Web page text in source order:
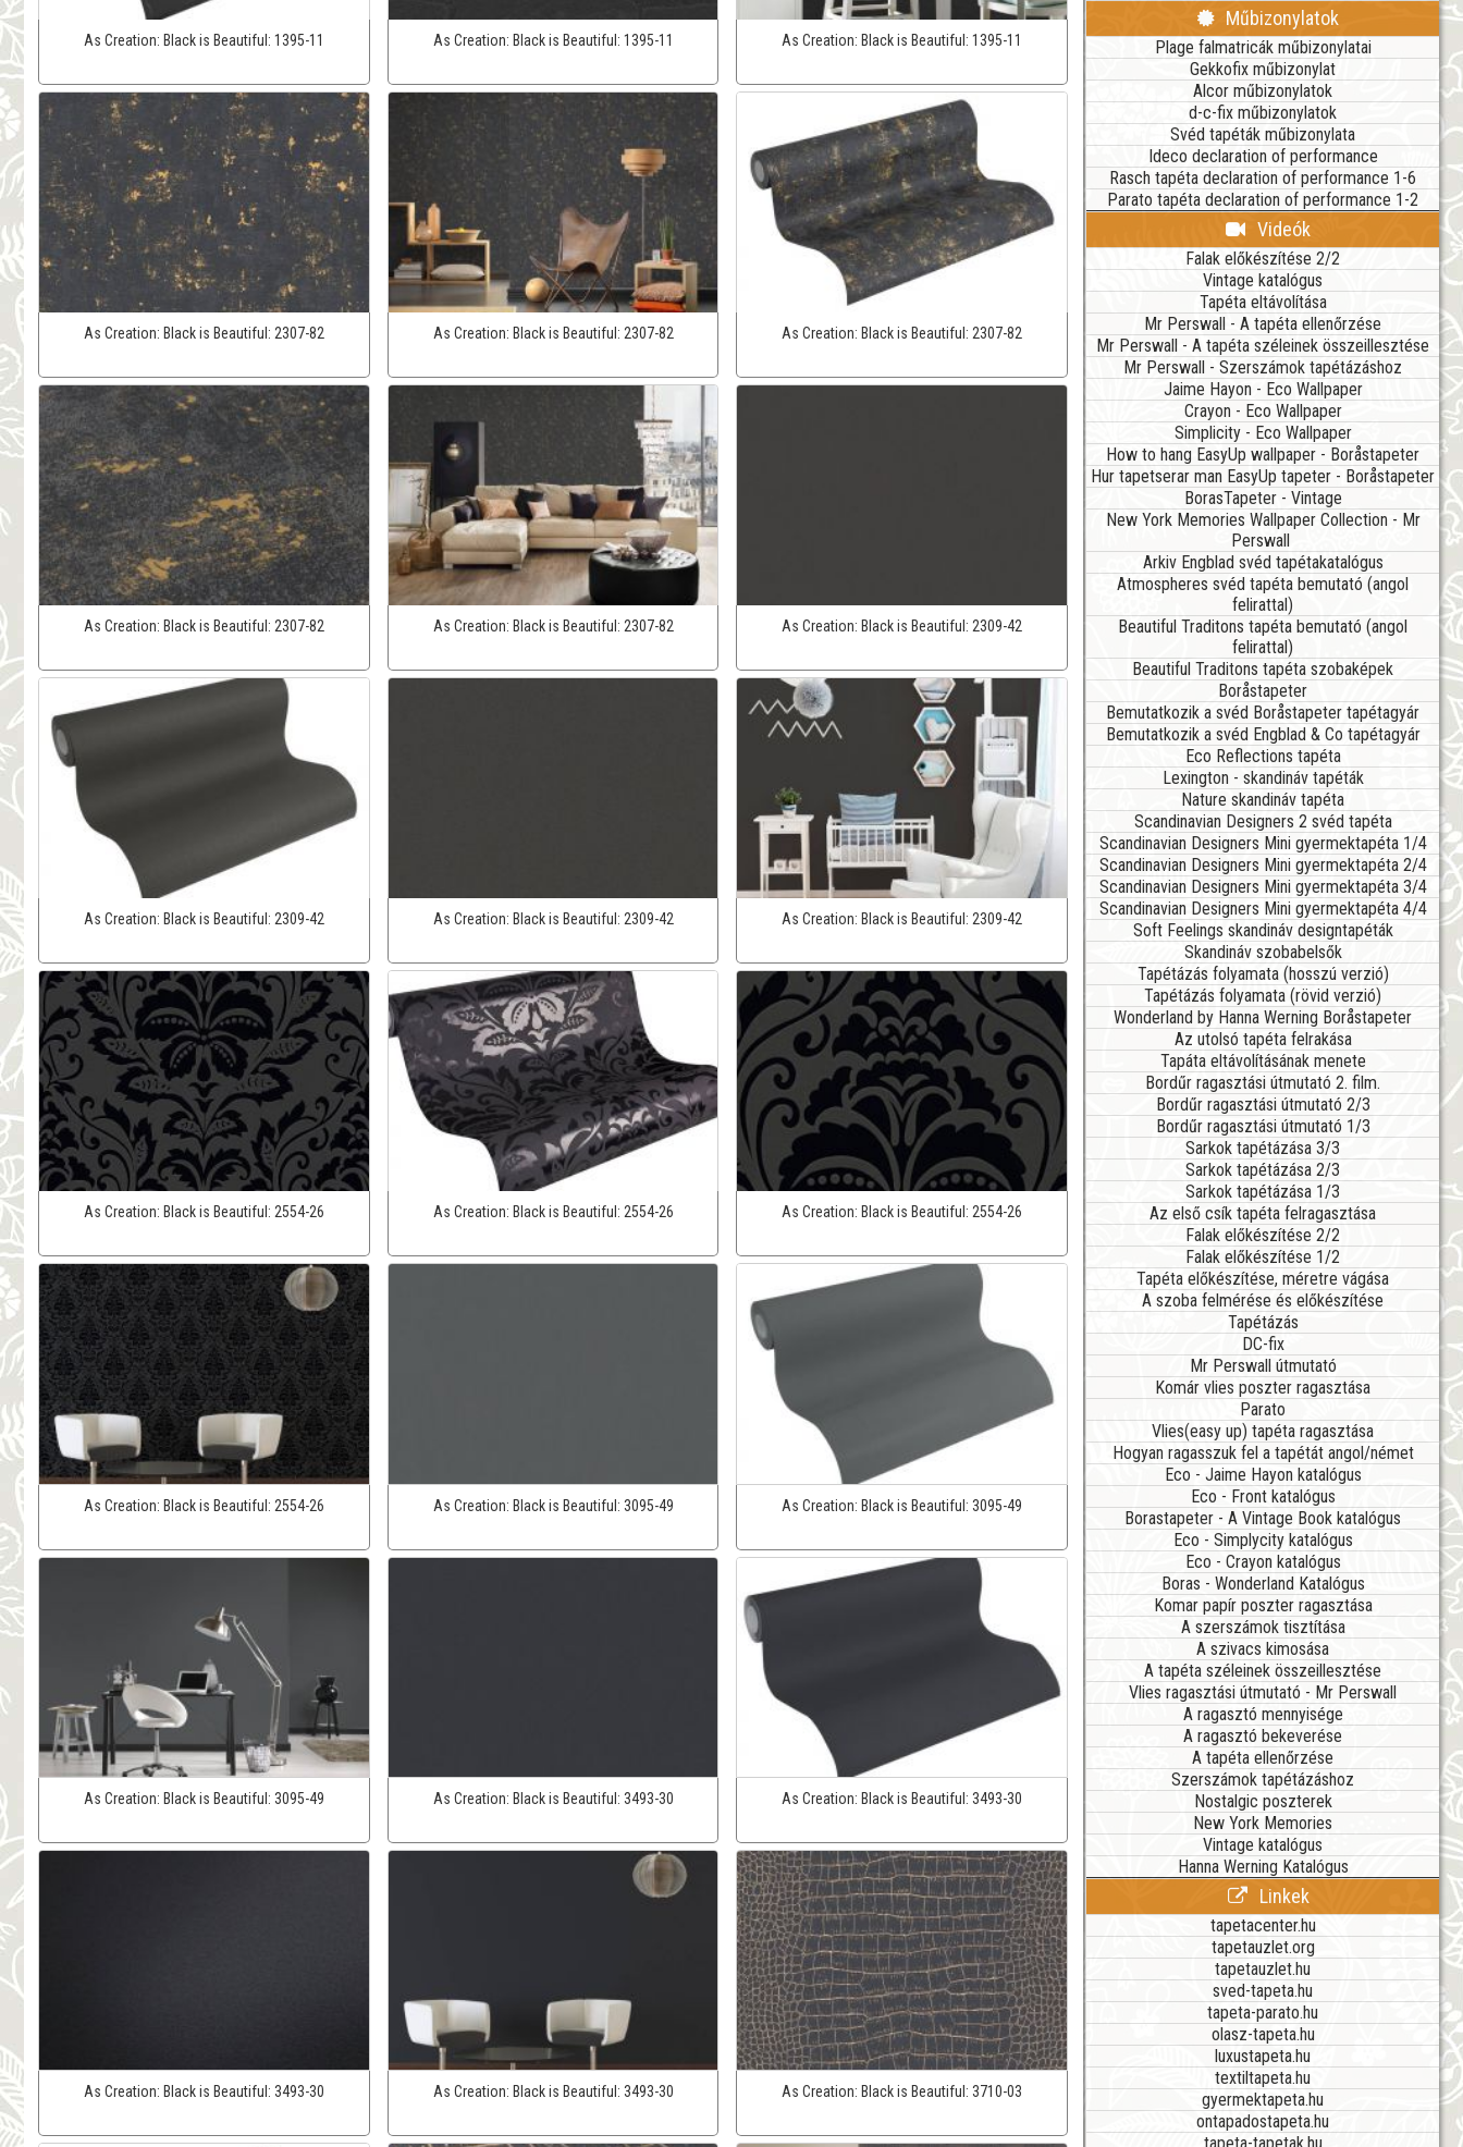
As Creation: Black is Beautiful: 1395-11 As Creation: Black is Beautiful: 1395-11 As Creation: Black is Beautiful:1395-11
As Creation: Black is Beautiful: 2307-82 As Creation: Black is Beautiful: 2307-82 As Creation: Black is Beautiful: 2307-82
As Creation: Black is Beautiful: 2307-82 As Creation: Black is Beautiful: 2307-82 As Creation: Black is Beautiful: 2309-42
As Creation: Black is Beautiful: 2309-42 As Creation: Black is Beautiful: 2309-42 As Creation: Black is Beautiful:2309-42
As Creation: Black is Beautiful: 2554-26 As Creation: Black is Beautiful: 2554-26 As Creation: Black is Beautiful:2554-26
As Creation: Black is Beautiful: 2554-26 As Creation: Black is Beautiful: 3095-49 As Creation:Black is Beautiful:3095-49
As Creation: Black is Beautiful: 3095-49 As Creation: Black is Beautiful: 3493-30 As Creation: Black is Beautiful:3493-30
As Creation: Black is Beautiful: 3493-30 As Creation: Black is Beautiful: 3493-30 As Creation: Black is Beautiful:3710-03
Műbizonylatok
Plage falmatricák műbizonylatai
Gekkofix műbizonylat
Alcor műbizonylatok
d-c-fix műbizonylatok
Svéd tapéták műbizonylata
Ideco declaration of performance
Rasch tapéta declaration of performance 1-6
Parato tapéta declaration of performance 1-2
Videók
Falak előkészítése 2/2
Vintage katalógus
Tapéta eltávolítása
Mr Perswall - A tapéta ellenőrzése
Mr Perswall - A tapéta széleinek összeillesztése
Mr Perswall - Szerszámok tapétázáshoz
Jaime Hayon - Eco Wallpaper
Crayon - Eco Wallpaper
Simplicity - Eco Wallpaper
How to hang EasyUp wallpaper - Boråstapeter
Hur tapetserar man EasyUp tapeter - Boråstapeter
BorasTapeter - Vintage
New York Memories Wallpaper Collection - Mr
Perswall
Arkiv Engblad svéd tapétakatalógus
Atmospheres svéd tapéta bemutató (angol
felirattal)
Beautiful Traditons tapéta bemutató (angol
felirattal)
Beautiful Traditons tapéta szobaképek
Boråstapeter
Bemutatkozik a svéd Boråstapeter tapétagyár
Bemutatkozik a svéd Engblad & Co tapétagyár
Eco Reflections tapéta
Lexington - skandináv tapéták
Nature skandináv tapéta
Scandinavian Designers 2 svéd tapéta
Scandinavian Designers Mini gyermektapéta 1/4
Scandinavian Designers Mini gyermektapéta 2/4
Scandinavian Designers Mini gyermektapéta 3/4
Scandinavian Designers Mini gyermektapéta 4/4
Soft Feelings skandináv designtapéták
Skandináv szobabelsők
Tapétázás folyamata (hosszú verzió)
Tapétázás folyamata (rövid verzió)
Wonderland by Hanna Werning Boråstapeter
Az utolsó tapéta felrakása
Tapáta eltávolításának menete
Bordűr ragasztási útmutató 2. film.
Bordűr ragasztási útmutató 2/3
Bordűr ragasztási útmutató 1/3
Sarkok tapétázása 3/3
Sarkok tapétázása 2/3
Sarkok tapétázása 1/3
Az első csík tapéta felragasztása
Falak előkészítése 2/2
Falak előkészítése 1/2
Tapéta előkészítése, méretre vágása
A szoba felmérése és előkészítése
Tapétázás
DC-fix
Mr Perswall útmutató
Komár vlies poszter ragasztása
Parato
Vlies(easy up) tapéta ragasztása
Hogyan ragasszuk fel a tapétát angol/német
Eco - Jaime Hayon katalógus
Eco - Front katalógus
Borastapeter - A Vintage Book katalógus
Eco - Simplycity katalógus
Eco - Crayon katalógus
Boras - Wonderland Katalógus
Komar papír poszter ragasztása
A szerszámok tisztítása
A szivacs kimosása
A tapéta széleinek összeillesztése
Vlies ragasztási útmutató - Mr Perswall
A ragasztó mennyisége
A ragasztó bekeverése
A tapéta ellenőrzése
Szerszámok tapétázáshoz
Nostalgic poszterek
New York Memories
Vintage katalógus
Hanna Werning Katalógus
Linkek
tapetacenter.hu
tapetauzlet.org
tapetauzlet.hu
sved-tapeta.hu
tapeta-parato.hu
olasz-tapeta.hu
luxustapeta.hu
textiltapeta.hu
gyermektapeta.hu
ontapadostapeta.hu
tapeta-tapetak.hu